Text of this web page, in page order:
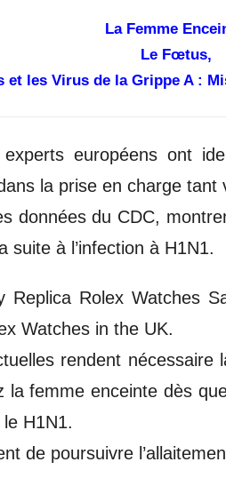
La Femme
Le Fœtus,
et les Virus de la Grippe A :
européens ont
la prise en charge tant
données du CDC,
suite à l’infection à H1N1.
Replica Rolex Watches
Watches in the UK.
rendent
la femme enceinte dès
H1N1.
de poursuivre